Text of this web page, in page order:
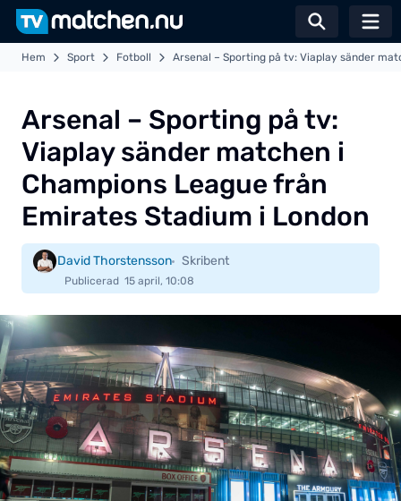
Växla
Hem Sport Fotboll Arsenal – Sporting på tv: Viaplay sänder
Arsenal – Sporting på tv:
Viaplay sänder matchen i
Champions League från
Emirates Stadium i London
David Thorstensson Skribent
Publicerad 15 april, 10:08